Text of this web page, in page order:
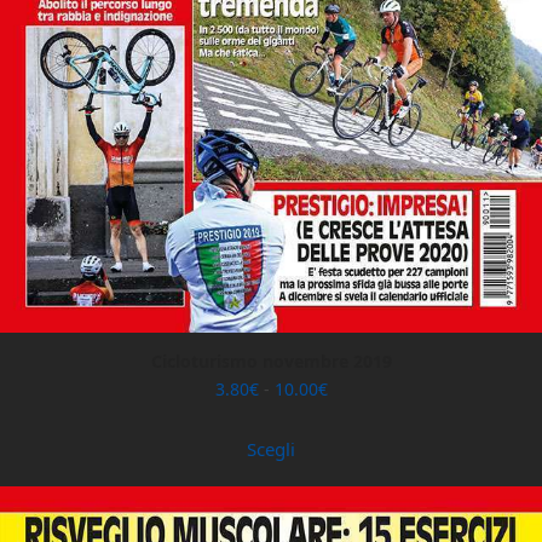
3.80€ - 10.00€Fascia
a
10.00€
Scegli
prodotto